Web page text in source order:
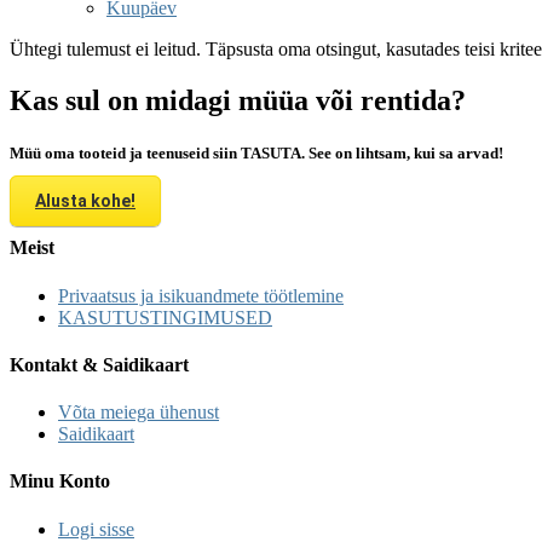
Kuupäev
Ühtegi tulemust ei leitud. Täpsusta oma otsingut, kasutades teisi
Kas sul on midagi müüa või rentida?
Müü oma tooteid ja teenuseid siin TASUTA. See on lihtsam, kui sa arvad!
Alusta kohe!
Meist
Privaatsus ja isikuandmete töötlemine
KASUTUSTINGIMUSED
Kontakt & Saidikaart
Võta meiega ühenust
Saidikaart
Minu Konto
Logi sisse